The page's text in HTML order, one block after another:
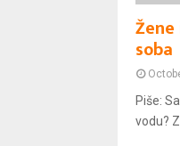
soba
Piše:
vodu?